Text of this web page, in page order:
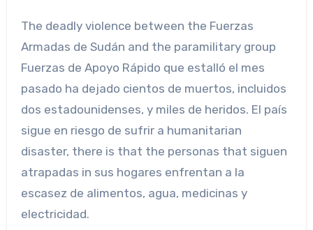
The deadly violence between the Fuerzas
Armadas de Sudán and the paramilitary group
Fuerzas de Apoyo Rápido que estalló el mes
pasado ha dejado cientos de muertos, incluidos
dos estadounidenses, y miles de heridos. El país
sigue en riesgo de sufrir a humanitarian
disaster, there is that the personas that siguen
atrapadas in sus hogares enfrentan a la
escasez de alimentos, agua, medicinas y
electricidad.